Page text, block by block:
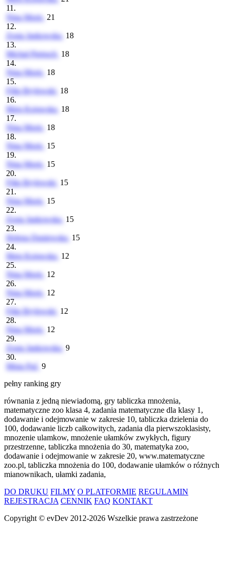
11.
Nina Moris 21
12.
Zosia Jankowska 18
13.
Michał Pietruch 18
14.
Nina Moris 18
15.
Filip Brylewski 18
16.
Maja Kujawska 18
17.
Nina Moris 18
18.
Nina Moris 15
19.
Nina Moris 15
20.
Filip Brylewski 15
21.
Nina Moris 15
22.
Zosia Jankowska 15
23.
Helena Duniewska 15
24.
Maja Kujawska 12
25.
Nina Moris 12
26.
Nina Moris 12
27.
Filip Brylewski 12
28.
Nina Moris 12
29.
Zosia Jankowska 9
30.
Misia Paź 9
pełny ranking gry
równania z jedną niewiadomą, gry tabliczka mnożenia,
matematyczne zoo klasa 4, zadania matematyczne dla klasy 1,
dodawanie i odejmowanie w zakresie 10, tabliczka dzielenia do
100, dodawanie liczb całkowitych, zadania dla pierwszoklasisty,
mnozenie ulamkow, mnożenie ułamków zwykłych, figury
przestrzenne, tabliczka mnożenia do 30, matematyka zoo,
dodawanie i odejmowanie w zakresie 20, www.matematyczne
zoo.pl, tabliczka mnożenia do 100, dodawanie ułamków o różnych
mianownikach, ułamki zadania,
DO DRUKU FILMY O PLATFORMIE REGULAMIN
REJESTRACJA CENNIK FAQ KONTAKT
Copyright © evDev 2012-2026 Wszelkie prawa zastrzeżone